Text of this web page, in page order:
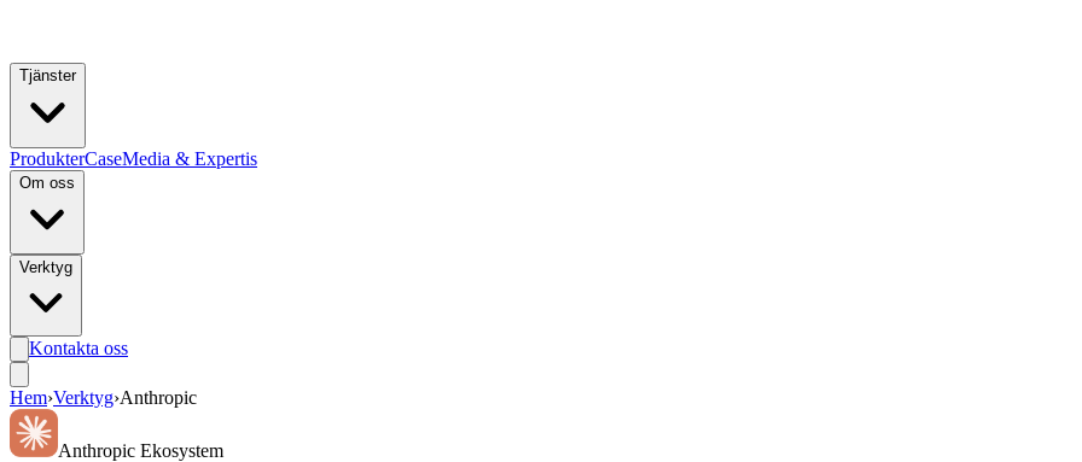
Tjänster
ProdukterCaseMedia & Expertis
Om oss
Verktyg
Kontakta oss
Hem›Verktyg›Anthropic
Anthropic Ekosystem